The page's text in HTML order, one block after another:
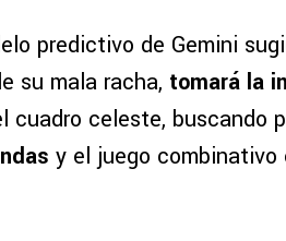
predictivo de Gemini
su mala racha, tomará la
cuadro celeste, buscando
y el juego combinativo